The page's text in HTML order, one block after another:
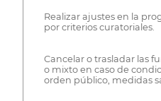
Realizar ajustes en la
por criterios curatoriales.
Cancelar o trasladar las
o mixto en caso de
orden público, medidas